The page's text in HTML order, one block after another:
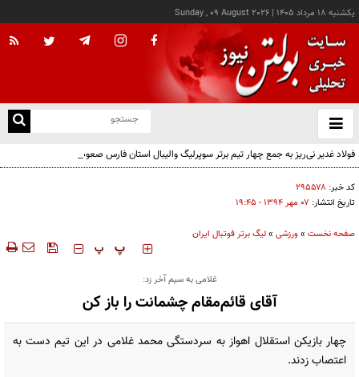
يکشنبه ۱۸ مرداد ۱۴۰۵ |
Sunday , 09 August 2026
باز
و
فولاد غدیر نی‌ریز به جمع چهار تیم برتر سوپرلیگ والیبال استان فارس صعود کرد
کد خبر: ۲۹۵۵۷۸
تاریخ انتشار: ۰۷ مهر ۱۳۹۴ - ۱۹:۴۵
صفحه نخست »ورزشی »لیگ برتر فوتبال ایران
‍‍‍ پ پ
غلامی به سیم آخر زد:
آقای قائم‌مقام چشمانت را باز کن
چهار بازیکن استقلال اهواز به سردستگی محمد غلامی در این تیم دست به
اعتصاب زدند.